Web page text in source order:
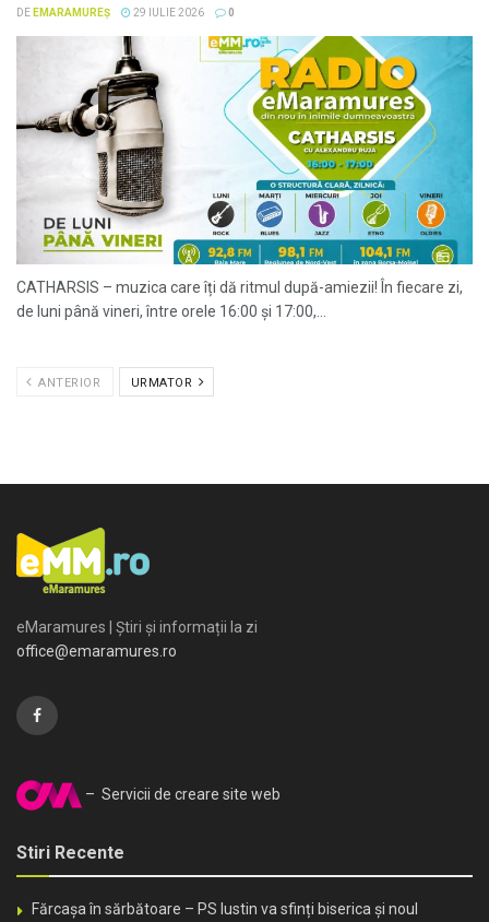
DE EMARAMUREȘ 29 IULIE 2026 0
CATHARSIS – muzica care îți dă ritmul după-amiezii! În fiecare zi,
de luni până vineri, între orele 16:00 și 17:00,...
ANTERIOR URMATOR
eMaramures | Știri și informații la zi
office@emaramures.ro
– Servicii de creare site web
Stiri Recente
Fărcașa în sărbătoare – PS Iustin va sfinți biserica și noul